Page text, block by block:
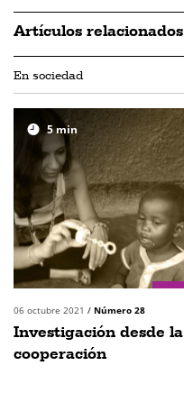
Artículos relacionados
En sociedad
5min
06 octubre 2021 / Número 28
Investigación desde la
cooperación